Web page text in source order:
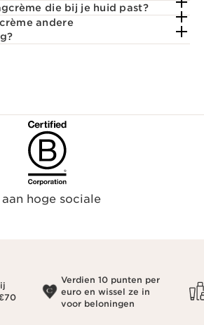
die bij je huid past?
andere
hoge sociale
Verdien 10 punten per
euro en wissel ze in
voor beloningen